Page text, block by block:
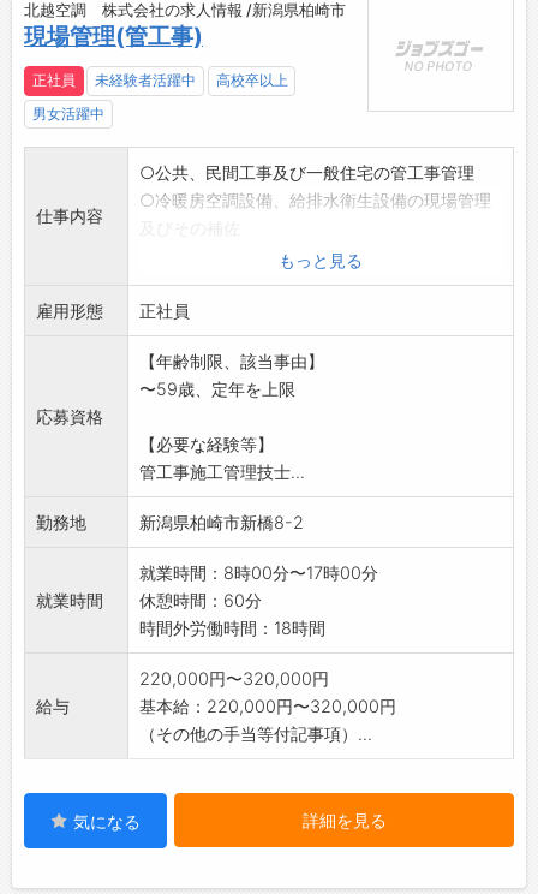
北越空調 株式会社の求人情報 /新潟県柏崎市
現場管理(管工事)
正社員 未経験者活躍中
高校卒以上
男女活躍中
仕事内容
○公共、民間工事及び一般住宅の管工事管理
○冷暖房空調設備、給排水衛生設備の現場管理
※変更範囲:設備機器保守サービス
総合職(営業、事務職)
もっと見る
雇用形態 正社員
応募資格
【年齢制限、該当事由】
〜59歳、定年を上限
【必要な経験等】
管工事施工管理技士...
勤務地 新潟県柏崎市新橋8-2
就業時間
就業時間：8時00分〜17時00分
休憩時間：60分
時間外労働時間：18時間
給与
220,000円〜320,000円
基本給：220,000円〜320,000円
（その他の手当等付記事項）...
気になる 詳細を見る